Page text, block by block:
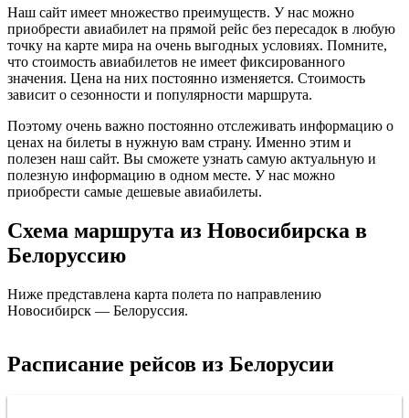
Наш сайт имеет множество преимуществ. У нас можно
приобрести авиабилет на прямой рейс без пересадок в любую
точку на карте мира на очень выгодных условиях. Помните,
что стоимость авиабилетов не имеет фиксированного
значения. Цена на них постоянно изменяется. Стоимость
зависит о сезонности и популярности маршрута.
Поэтому очень важно постоянно отслеживать информацию о
ценах на билеты в нужную вам страну. Именно этим и
полезен наш сайт. Вы сможете узнать самую актуальную и
полезную информацию в одном месте. У нас можно
приобрести самые дешевые авиабилеты.
Схема маршрута из Новосибирска в
Белоруссию
Ниже представлена карта полета по направлению
Новосибирск — Белоруссия.Новосибирск
Расписание рейсов из Белорусии